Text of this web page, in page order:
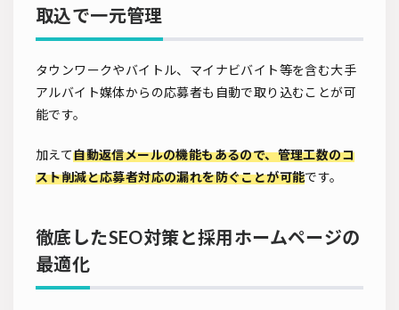
取込で一元管理
タウンワークやバイトル、マイナビバイト等を含む大手
アルバイト媒体からの応募者も自動で取り込むことが可
能です。
加えて自動返信メールの機能もあるので、管理工数のコ
スト削減と応募者対応の漏れを防ぐことが可能です。
徹底したSEO対策と採用ホームページの
最適化